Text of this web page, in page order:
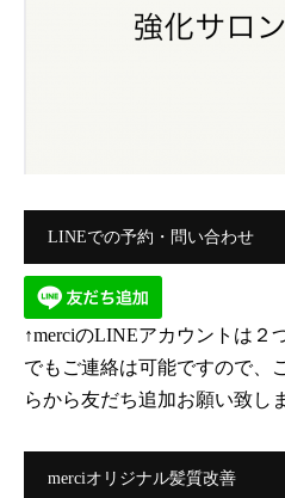
LINEでの予約・問い合わせ
↑merciのLINEアカウントは２
でもご連絡は可能ですので、
らから友だち追加お願い致し
merciオリジナル髪質改善